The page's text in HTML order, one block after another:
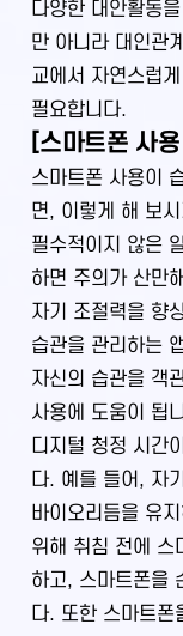
다양한 대안활동
만 아니라 대인관
교에서 자연스럽
필요합니다.
[스마트폰 사
스마트폰 사용이
면, 이렇게 해 보
필수적이지 않은
하면 주의가 산만
자기 조절력을 향
습관을 관리하는
자신의 습관을 객
사용에 도움이 됩
디지털 청정 시간
다. 예를 들어, 자
바이오리듬을 유
위해 취침 전에 스
하고, 스마트폰을
다. 또한 스마트폰